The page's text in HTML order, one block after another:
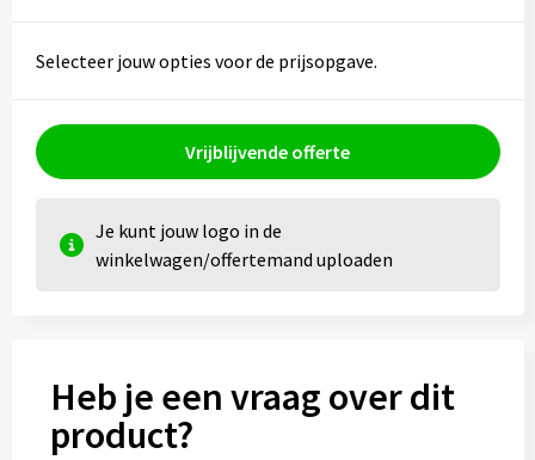
Selecteer jouw opties voor de prijsopgave.
Vrijblijvende offerte
Je kunt jouw logo in de
winkelwagen/offertemand uploaden
Heb je een vraag over dit
product?